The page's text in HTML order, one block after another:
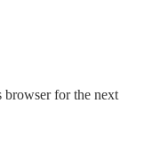
browser for the next